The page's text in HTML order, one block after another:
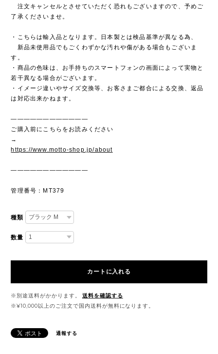
注文キャンセルとさせていただく恐れもございますので、予めご
了承くださいませ。
・こちらは輸入品となります。日本製とは検品基準が異なる為、
新品未使用品でもごくわずかな汚れや傷がある場合もございま
す。
・商品の色味は、お手持ちのスマートフォンの画面によって実物と
若干異なる場合がございます。
・イメージ違いやサイズ交換等、お客さまご都合による交換、返品
は対応出来かねます。
————————————
ご購入前にこちらをお読みください
→
https://www.motto-shop.jp/about
————————————
管理番号：MT379
種類
数量
カートに入れる
※別途送料がかかります。
送料を確認する
※¥10,000以上のご注文で国内送料が無料になります。
通報する